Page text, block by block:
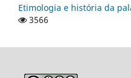
Etimologia e história da
3566